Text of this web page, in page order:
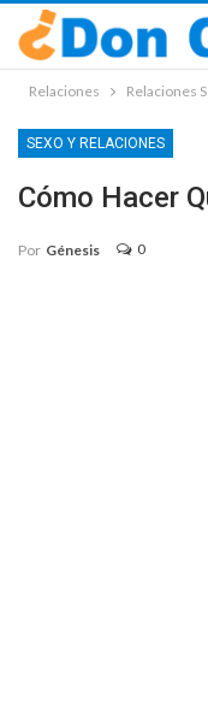
Relaciones Relaciones
SEXO Y RELACIONES
Cómo Hacer
Por Génesis 0